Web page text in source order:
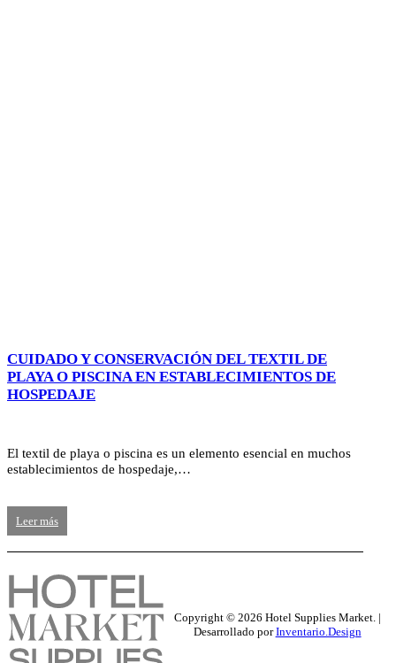
CUIDADO Y CONSERVACIÓN DEL TEXTIL DE
PLAYA O PISCINA EN ESTABLECIMIENTOS DE
HOSPEDAJE
El textil de playa o piscina es un elemento esencial en muchos
establecimientos de hospedaje,…
Leer más
Copyright © 2026 Hotel Supplies Market. |
Desarrollado porInventario.Design